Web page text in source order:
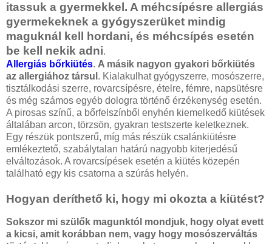
itassuk a gyermekkel. A méhcsípésre allergiás
gyermekeknek a gyógyszerüket mindig
maguknál kell hordani, és méhcsípés esetén
be kell nekik adni.
Allergiás bőrkiütés. A másik nagyon gyakori bőrkiütés
az allergiához társul . Kialakulhat gyógyszerre, mosószerre,
tisztálkodási szerre, rovarcsípésre, ételre, fémre, napsütésre
és még számos egyéb dologra történő érzékenység esetén.
A pirosas színű, a bőrfelszínből enyhén kiemelkedő kiütések
általában arcon, törzsön, gyakran testszerte keletkeznek.
Egy részük pontszerű, míg más részük csalánkiütésre
emlékeztető, szabálytalan határú nagyobb kiterjedésű
elváltozások. A rovarcsípések esetén a kiütés közepén
található egy kis csatorna a szúrás helyén.
Hogyan deríthető ki, hogy mi okozta a kiütést?
Sokszor mi szülők magunktól mondjuk, hogy olyat evett
a kicsi, amit korábban nem, vagy hogy mosószerváltás